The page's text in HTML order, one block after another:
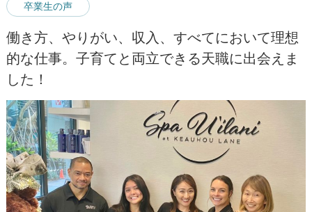
卒業生の声
働き方、やりがい、収入、すべてにおいて理想
的な仕事。子育てと両立できる天職に出会えま
した！